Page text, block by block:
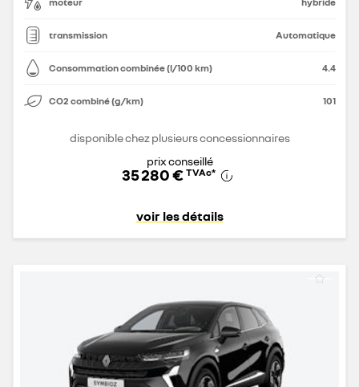
transmission Automatique
Consommation combinée (l/100 km) 4.4
CO2 combiné (g/km) 101
disponible chez plusieurs concessionnaires
prix conseillé
35 280 € TVAc*
voir les détails